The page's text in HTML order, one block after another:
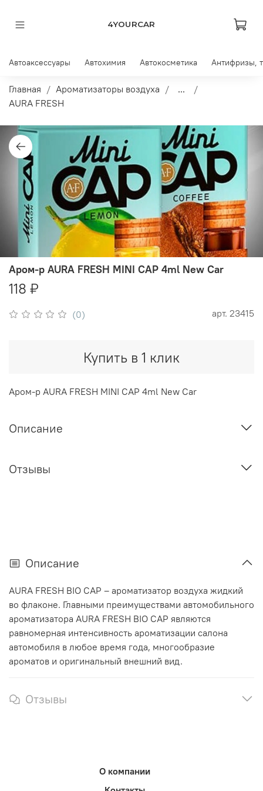
4YOURCAR
Автоаксессуары Автохимия Автокосметика Антифризы,
Главная Ароматизаторы воздуха
...
AURA FRESH
(0) арт. 23415
Аром-р AURA FRESH MINI CAP 4ml New Car
118 ₽
Купить в 1 клик
Аром-р AURA FRESH MINI CAP 4ml New Car
Описание
Отзывы
Описание
AURA FRESH BIO CAP – ароматизатор воздуха жидкий
во флаконе. Главными преимуществами автомобильного
ароматизатора AURA FRESH BIO CAP являются
равномерная интенсивность ароматизации салона
автомобиля в любое время года, многообразие
ароматов и оригинальный внешний вид.
Отзывы
О компании